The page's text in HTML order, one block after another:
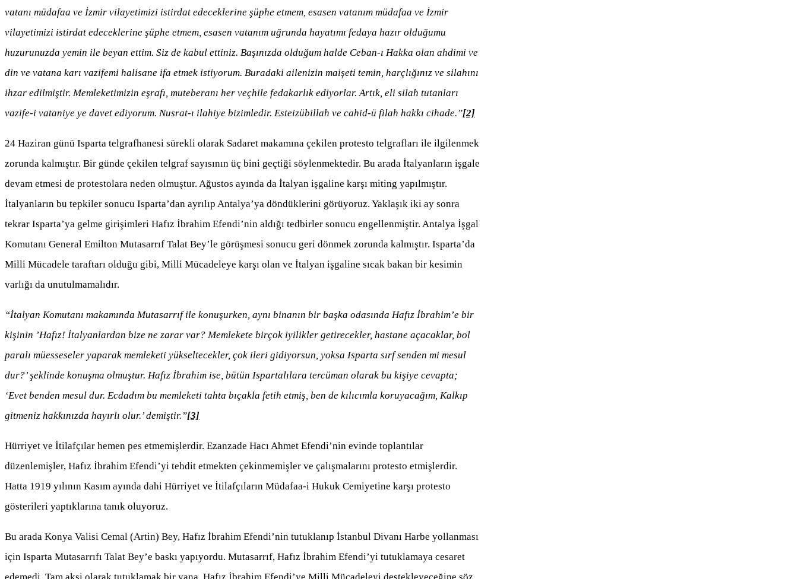
vatanı müdafaa ve İzmir vilayetimizi istirdat edeceklerine şüphe etmem, esasen vatanım müdafaa ve İzmir
vilayetimizi istirdat edeceklerine şüphe etmem, esasen vatanım uğrunda hayatımı fedaya hazır olduğumu
huzurunuzda yemin ile beyan ettim. Siz de kabul ettiniz. Başınızda olduğum halde Ceban-ı Hakka olan ahdimi ve
din ve vatana karı vazifemi halisane ifa etmek istiyorum. Buradaki ailenizin maişeti temin, harçlığınız ve silahını
ihzar edilmiştir. Memleketimizin eşrafı, muteberanı her veçhile fedakarlık ediyorlar. Artık, eli silah tutanları
vazife-i vataniye ye davet ediyorum. Nusrat-ı ilahiye bizimledir. Esteizübillah ve cahid-ü filah hakkı cihade.”[2]
24 Haziran günü Isparta telgrafhanesi sürekli olarak Sadaret makamına çekilen protesto telgrafları ile ilgilenmek
zorunda kalmıştır. Bir günde çekilen telgraf sayısının üç bini geçtiği söylenmektedir. Bu arada İtalyanların işgale
devam etmesi de protestolara neden olmuştur. Ağustos ayında da İtalyan işgaline karşı miting yapılmıştır.
İtalyanların bu tepkiler sonucu Isparta’dan ayrılıp Antalya’ya döndüklerini görüyoruz. Yaklaşık iki ay sonra
tekrar Isparta’ya gelme girişimleri Hafız İbrahim Efendi’nin aldığı tedbirler sonucu engellenmiştir. Antalya İşgal
Komutanı General Emilton Mutasarrıf Talat Bey’le görüşmesi sonucu geri dönmek zorunda kalmıştır. Isparta’da
Milli Mücadele taraftarı olduğu gibi, Milli Mücadeleye karşı olan ve İtalyan işgaline sıcak bakan bir kesimin
varlığı da unutulmamalıdır.
“İtalyan Komutanı makamında Mutasarrıf ile konuşurken, aynı binanın bir başka odasında Hafız İbrahim’e bir
kişinin ’Hafız! İtalyanlardan bize ne zarar var? Memlekete birçok iyilikler getirecekler, hastane açacaklar, bol
paralı müesseseler yaparak memleketi yükseltecekler, çok ileri gidiyorsun, yoksa Isparta sırf senden mi mesul
dur?’ şeklinde konuşma olmuştur. Hafız İbrahim ise, bütün Ispartalılara tercüman olarak bu kişiye cevapta;
‘Evet benden mesul dur. Ecdadım bu memleketi tahta bıçakla fetih etmiş, ben de kılıcımla koruyacağım, Kalkıp
gitmeniz hakkınızda hayırlı olur.’ demiştir.”[3]
Hürriyet ve İtilafçılar hemen pes etmemişlerdir. Ezanzade Hacı Ahmet Efendi’nin evinde toplantılar
düzenlemişler, Hafız İbrahim Efendi’yi tehdit etmekten çekinmemişler ve çalışmalarını protesto etmişlerdir.
Hatta 1919 yılının Kasım ayında dahi Hürriyet ve İtilafçıların Müdafaa-i Hukuk Cemiyetine karşı protesto
gösterileri yaptıklarına tanık oluyoruz.
Bu arada Konya Valisi Cemal (Artin) Bey, Hafız İbrahim Efendi’nin tutuklanıp İstanbul Divanı Harbe yollanması
için Isparta Mutasarrıfı Talat Bey’e baskı yapıyordu. Mutasarrıf, Hafız İbrahim Efendi’yi tutuklamaya cesaret
edemedi. Tam aksi olarak tutuklamak bir yana, Hafız İbrahim Efendi’ye Milli Mücadeleyi destekleyeceğine söz